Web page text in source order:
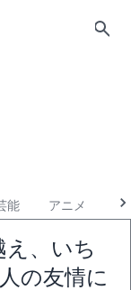
能 アニメ
え、いち
の友情に